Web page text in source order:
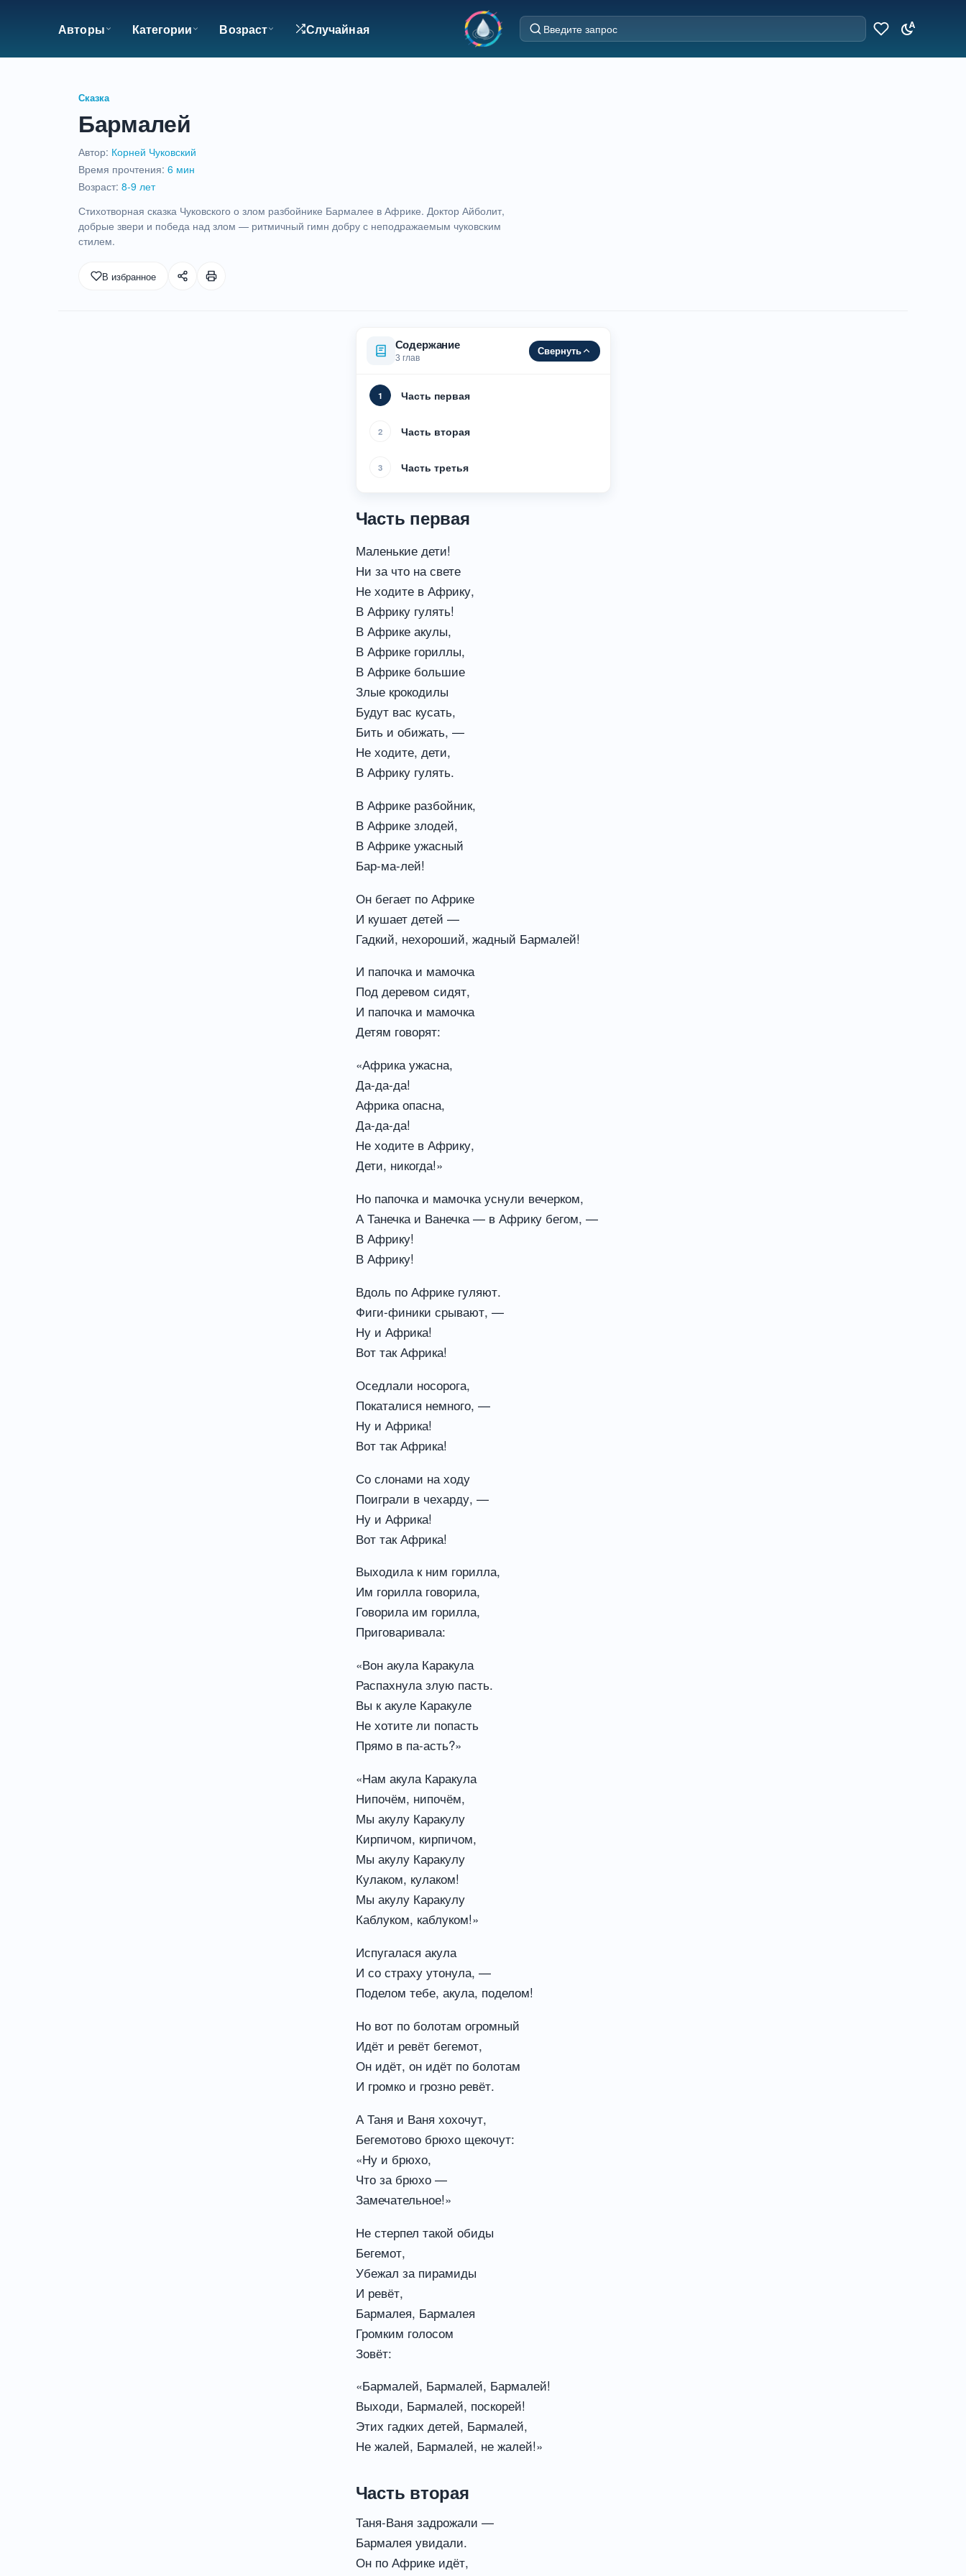
Авторы Категории Возраст Случайная
Сказка
Бармалей
Автор: Корней Чуковский
Время прочтения:6 мин
Возраст:8-9 лет
Стихотворная сказка Чуковского о злом разбойнике Бармалее в Африке. Доктор Айболит,
добрые звери и победа над злом — ритмичный гимн добру с неподражаемым чуковским
стилем.
В избранное
Содержание
3 глав
Свернуть
1 Часть первая
2 Часть вторая
3 Часть третья
Часть первая
Маленькие дети!
Ни за что на свете
Не ходите в Африку,
В Африку гулять!
В Африке акулы,
В Африке гориллы,
В Африке большие
Злые крокодилы
Будут вас кусать,
Бить и обижать, —
Не ходите, дети,
В Африку гулять.
В Африке разбойник,
В Африке злодей,
В Африке ужасный
Бар-ма-лей!
Он бегает по Африке
И кушает детей —
Гадкий, нехороший, жадный Бармалей!
И папочка и мамочка
Под деревом сидят,
И папочка и мамочка
Детям говорят:
«Африка ужасна,
Да-да-да!
Африка опасна,
Да-да-да!
Не ходите в Африку,
Дети, никогда!»
Но папочка и мамочка уснули вечерком,
А Танечка и Ванечка — в Африку бегом, —
В Африку!
В Африку!
Вдоль по Африке гуляют.
Фиги-финики срывают, —
Ну и Африка!
Вот так Африка!
Оседлали носорога,
Покаталися немного, —
Ну и Африка!
Вот так Африка!
Со слонами на ходу
Поиграли в чехарду, —
Ну и Африка!
Вот так Африка!
Выходила к ним горилла,
Им горилла говорила,
Говорила им горилла,
Приговаривала:
«Вон акула Каракула
Распахнула злую пасть.
Вы к акуле Каракуле
Не хотите ли попасть
Прямо в па-асть?»
«Нам акула Каракула
Нипочём, нипочём,
Мы акулу Каракулу
Кирпичом, кирпичом,
Мы акулу Каракулу
Кулаком, кулаком!
Мы акулу Каракулу
Каблуком, каблуком!»
Испугалася акула
И со страху утонула, —
Поделом тебе, акула, поделом!
Но вот по болотам огромный
Идёт и ревёт бегемот,
Он идёт, он идёт по болотам
И громко и грозно ревёт.
А Таня и Ваня хохочут,
Бегемотово брюхо щекочут:
«Ну и брюхо,
Что за брюхо —
Замечательное!»
Не стерпел такой обиды
Бегемот,
Убежал за пирамиды
И ревёт,
Бармалея, Бармалея
Громким голосом
Зовёт:
«Бармалей, Бармалей, Бармалей!
Выходи, Бармалей, поскорей!
Этих гадких детей, Бармалей,
Не жалей, Бармалей, не жалей!»
Часть вторая
Таня-Ваня задрожали —
Бармалея увидали.
Он по Африке идёт,